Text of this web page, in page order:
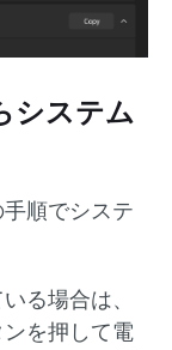
システム
順でシステ
る場合は、
を押して電